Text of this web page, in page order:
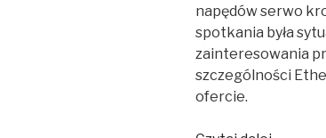
napędów serwo
spotkania była
zainteresowania
szczególności
ofercie.